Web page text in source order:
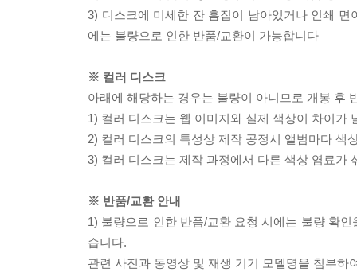
3) 디스크에 미세한 잔 흠집이 남아있거나 인쇄
에는 불량으로 인한 반품/교환이 가능합니다
※ 컬러 디스크
아래에 해당하는 경우는 불량이 아니므로 개봉 후
1) 컬러 디스크는 웹 이미지와 실제 색상이 차이가
2) 컬러 디스크의 특성상 제작 공정시 앨범마다 색
3) 컬러 디스크는 제작 과정에서 다른 색상 염료가
※ 반품/교환 안내
1) 불량으로 인한 반품/교환 요청 시에는 불량 확
습니다.
관련 사진과 동영상 및 재생 기기 모델명을 첨부하